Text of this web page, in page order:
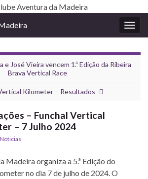
e José Vieira vencem 1.ª Edição da Ribeira
Brava Vertical Race
Kilometer – Resultados
– Funchal Vertical
– 7 Julho 2024
Noticias
Madeira organiza a 5.ª Edição do
no dia 7 de julho de 2024. O